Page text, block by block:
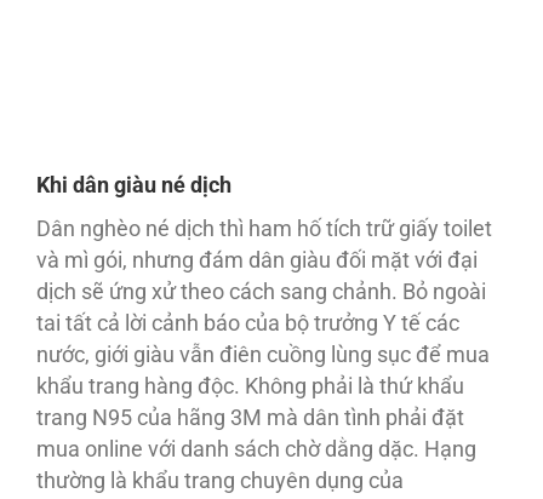
Khi dân giàu né dịch
Dân nghèo né dịch thì ham hố tích trữ giấy toilet
và mì gói, nhưng đám dân giàu đối mặt với đại
dịch sẽ ứng xử theo cách sang chảnh. Bỏ ngoài
tai tất cả lời cảnh báo của bộ trưởng Y tế các
nước, giới giàu vẫn điên cuồng lùng sục để mua
khẩu trang hàng độc. Không phải là thứ khẩu
trang N95 của hãng 3M mà dân tình phải đặt
mua online với danh sách chờ dằng dặc. Hạng
thường là khẩu trang chuyên dụng của